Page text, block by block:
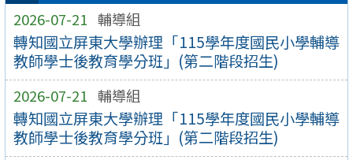
2026-07-21 輔導組
轉知國立屏東大學辦理「115學年度國民小學輔導
教師學士後教育學分班」(第二階段招生)
2026-07-21 輔導組
轉知國立屏東大學辦理「115學年度國民小學輔導
教師學士後教育學分班」(第二階段招生)